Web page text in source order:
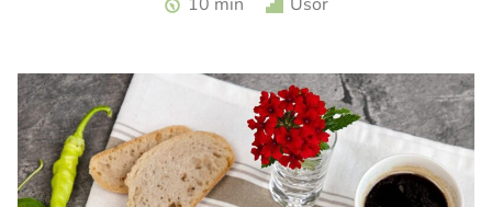
10 min Usor